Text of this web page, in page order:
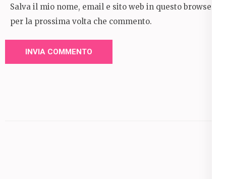
Salva il mio nome, email e sito web in questo browser
per la prossima volta che commento.